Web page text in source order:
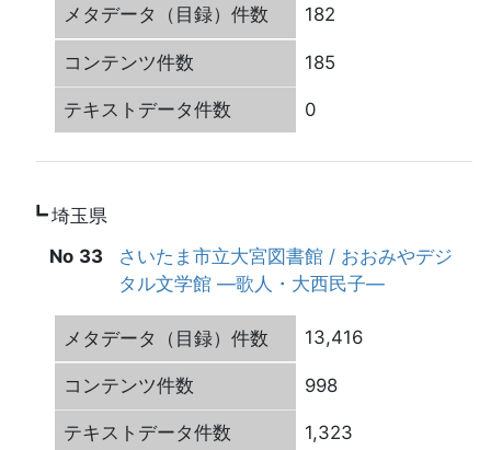
182
185
0
埼玉県
さいたま市立大宮図書館 / おおみやデジ
タル文学館 ―歌人・大西民子―
33
13,416
998
1,323